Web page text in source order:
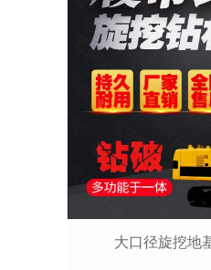
大口径旋挖地